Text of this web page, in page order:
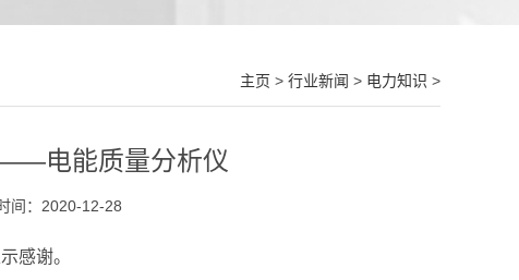
主页 > 行业新闻 > 电力知识 >
电能质量分析仪
间：2020-12-28
感谢。